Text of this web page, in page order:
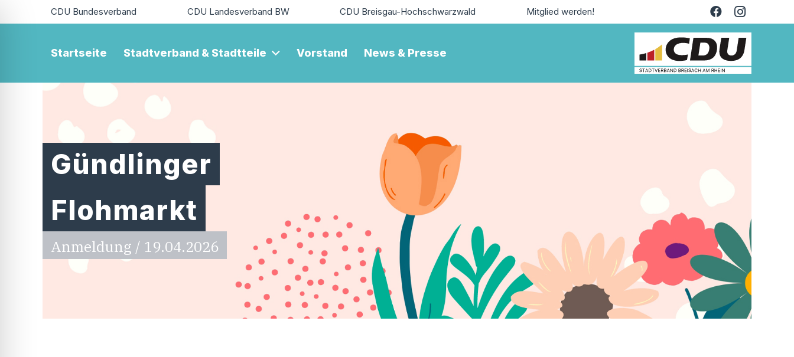
CDU Bundesverband CDU Landesverband BW CDU Breisgau-Hochschwarzwald Mitglied werden!
Startseite Stadtverband & Stadtteile Vorstand News & Presse
Gündlinger
Flohmarkt
Anmeldung / 19.04.2026